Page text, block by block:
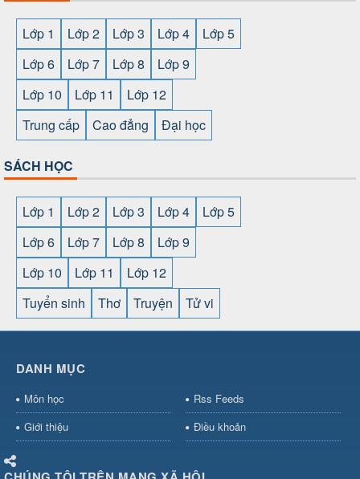
Lớp 1 Lớp 2 Lớp 3 Lớp 4
Lớp 5
Lớp 6
Lớp 7 Lớp 8
Lớp 9
Lớp 10
Lớp 11
Lớp 12
Trung cấp
Cao đẳng Đại học
SÁCH HỌC
Lớp 1 Lớp 2 Lớp 3 Lớp 4
Lớp 5
Lớp 6
Lớp 7 Lớp 8
Lớp 9
Lớp 10
Lớp 11
Lớp 12
Tuyển sinh
Thơ Truyện Tử vi
cái OPEN88⇔
⇔https://gameb52a.club/ https://taixiuonl.com/
bài⇔bóng đá trực tiếp⇔fly88
select⇔https://xocdiaonline.ae ⇔https://cm88.dad/
⇔F168⇔https://f168.tech/ ⇔cm88⇔https://
bet.com/
DANH MỤC
Môn học
Rss Feeds
Giới thiệu
Điều khoản